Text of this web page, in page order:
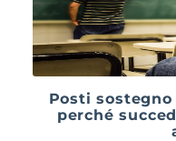
Posti
perché